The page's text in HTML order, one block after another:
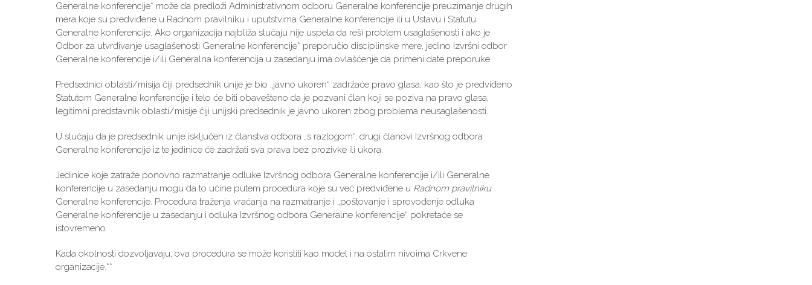
Generalne konferencije* može da predloži Administrativnom odboru Generalne konferencije preuzimanje drugih
mera koje su predviđene u Radnom pravilniku i uputstvima Generalne konferencije ili u Ustavu i Statutu
Generalne konferencije. Ako organizacija najbliža slučaju nije uspela da reši problem usaglašenosti i ako je
Odbor za utvrđivanje usaglašenosti Generalne konferencije* preporučio disciplinske mere, jedino Izvršni odbor
Generalne konferencije i/ili Generalna konferencija u zasedanju ima ovlašćenje da primeni date preporuke.
Predsednici oblasti/misija čiji predsednik unije je bio „javno ukoren“ zadržaće pravo glasa, kao što je predviđeno
Statutom Generalne konferencije i telo će biti obavešteno da je pozvani član koji se poziva na pravo glasa,
legitimni predstavnik oblasti/misije čiji unijski predsednik je javno ukoren zbog problema neusaglašenosti.
U slučaju da je predsednik unije isključen iz članstva odbora „s razlogom“, drugi članovi Izvršnog odbora
Generalne konferencije iz te jedinice će zadržati sva prava bez prozivke ili ukora.
Jedinice koje zatraže ponovno razmatranje odluke Izvršnog odbora Generalne konferencije i/ili Generalne
konferencije u zasedanju mogu da to učine putem procedura koje su već predviđene u Radnom pravilniku
Generalne konferencije. Procedura traženja vraćanja na razmatranje i „poštovanje i sprovođenje odluka
Generalne konferencije u zasedanju i odluka Izvršnog odbora Generalne konferencije“ pokretaće se
istovremeno.
Kada okolnosti dozvoljavaju, ova procedura se može koristiti kao model i na ostalim nivoima Crkvene
organizacije.**